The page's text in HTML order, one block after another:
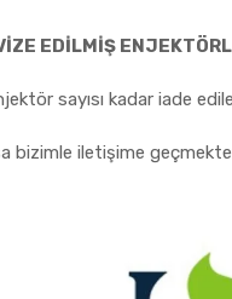
EDİLMİŞ
sayısı kadar iade
bizimle iletişime